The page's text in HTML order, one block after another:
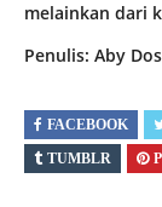
melainkan dari
Penulis: Aby
FACEBOOK
TUMBLR